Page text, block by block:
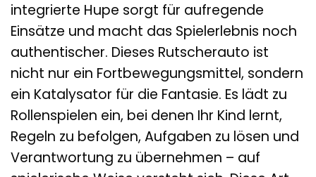
integrierte Hupe sorgt für aufregende
Einsätze und macht das Spielerlebnis noch
authentischer. Dieses Rutscherauto ist
nicht nur ein Fortbewegungsmittel, sondern
ein Katalysator für die Fantasie. Es lädt zu
Rollenspielen ein, bei denen Ihr Kind lernt,
Regeln zu befolgen, Aufgaben zu lösen und
Verantwortung zu übernehmen – auf